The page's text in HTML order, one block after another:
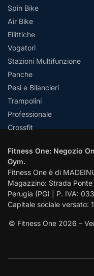
Spin Bike
Air Bike
Ellittiche
Vogatori
Stazioni Multifunzione
Panche
Pesi e Bilancieri
Trampolini
Professionale
Crossfit
Fitness One: Negozio
Gym.
Fitness One è di
Magazzino: Strada
Perugia (PG) | P. IVA:
Capitale sociale versato:
© Fitness One 2026 –